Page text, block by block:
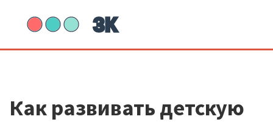
Как развивать детскую